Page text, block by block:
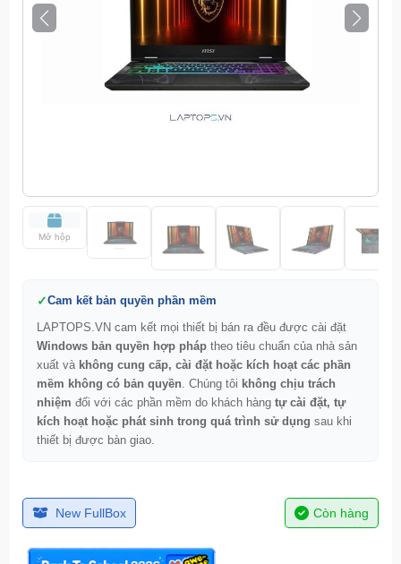
Mở hộp
Cam kết bản quyền phần mềm
LAPTOPS.VN cam kết mọi thiết bị bán ra đều được cài đặt
Windows bản quyền hợp pháptheo tiêu chuẩn của nhà sản
xuất và không cung cấp, cài đặt hoặc kích hoạt các phần
mềm không có bản quyền . Chúng tôi không chịu trách
nhiệm đối với các phần mềm do khách hàng tự cài đặt, tự
kích hoạt hoặc phát sinh trong quá trình sử dụng sau khi
thiết bị được bàn giao.
New FullBox Còn hàng